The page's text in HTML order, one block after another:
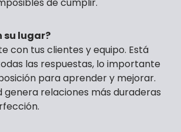
su lugar?
con tus clientes y equipo. Está
las respuestas, lo importante
para aprender y mejorar.
genera relaciones más duraderas